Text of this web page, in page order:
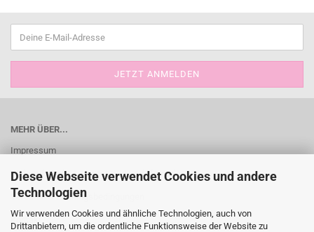
Diese Webseite verwendet Cookies und andere
Technologien
Wir verwenden Cookies und ähnliche Technologien, auch von
Drittanbietern, um die ordentliche Funktionsweise der Website zu
MEHR ÜBER...
Impressum
Widerrufsrecht & Muster-Widerrufsformular
Versand- & Zahlungsbedingungen
Kontakt